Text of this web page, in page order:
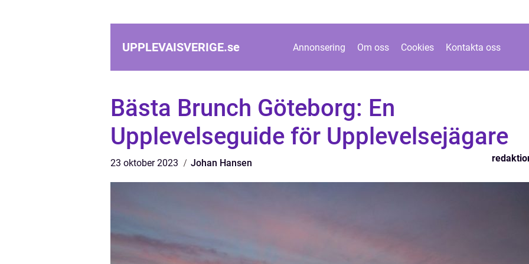
UPPLEVAISVERIGE.se Annonsering Om oss Cookies Kontakta oss
Bästa Brunch Göteborg: En
Upplevelseguide för Upplevelsejägare
23 oktober 2023 Johan Hansen